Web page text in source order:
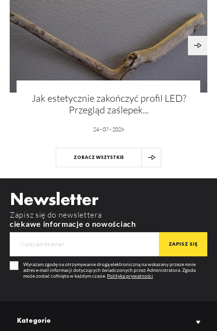
Jak estetycznie zakończyć profil LED?
Przegląd zaślepek...
24 - 07 - 2026
ZOBACZ WSZYSTKIE
Newsletter
Zapisz się do newslettera
ciekawe informacje o nowościach
Wyrażam zgodę na otrzymywanie drogą elektroniczną na wskazany przeze mnie
adres e-mail informacji dotyczących świadczonych przez Administratora. Zgoda
może zostać cofnięta w każdym czasie. Polityka prywatności
Kategorie